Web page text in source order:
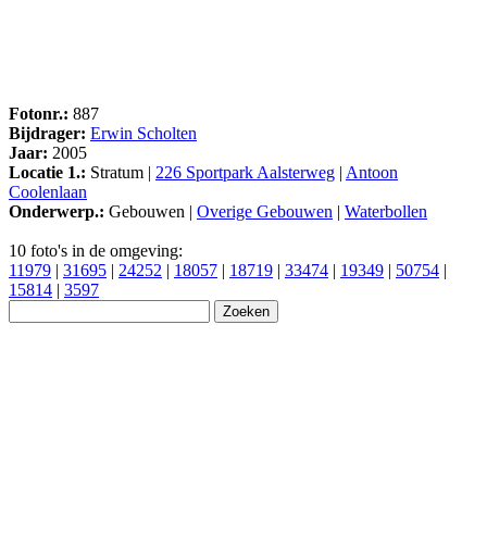
Fotonr.: 887
Bijdrager: Erwin Scholten
Jaar: 2005
Locatie 1.: Stratum | 226 Sportpark Aalsterweg | Antoon
Coolenlaan
Onderwerp.: Gebouwen | Overige Gebouwen | Waterbollen
10 foto's in de omgeving:
11979 | 31695 | 24252 | 18057 | 18719 | 33474 | 19349 | 50754 |
15814 | 3597